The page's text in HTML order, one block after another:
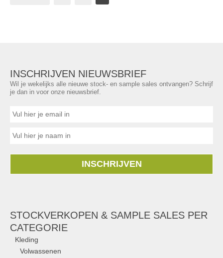
INSCHRIJVEN NIEUWSBRIEF
Wil je wekelijks alle nieuwe stock- en sample sales ontvangen? Schrijf
je dan in voor onze nieuwsbrief.
INSCHRIJVEN
STOCKVERKOPEN & SAMPLE SALES PER
CATEGORIE
Kleding
Volwassenen